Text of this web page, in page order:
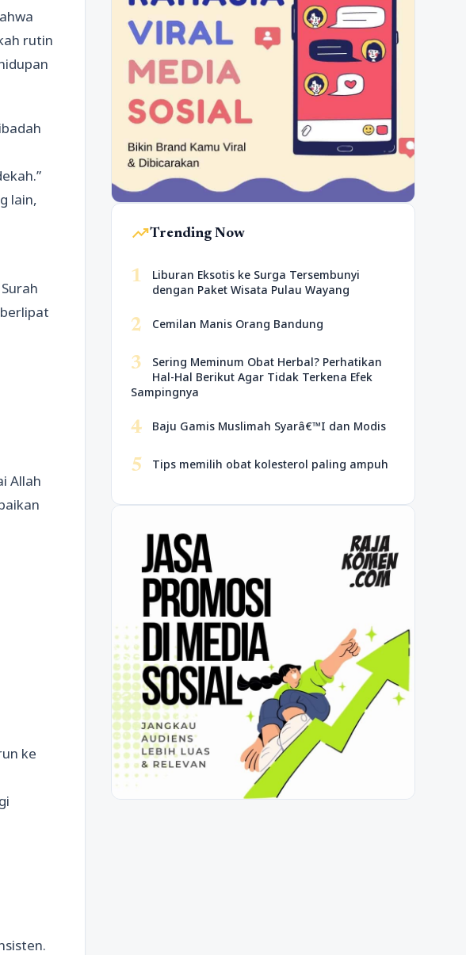
rutin
lain,
Allah
ke
trending_upTrending Now
1
Liburan Eksotis ke Surga Tersembunyi
dengan Paket Wisata Pulau Wayang
2 Cemilan Manis Orang Bandung
3
Sering Meminum Obat Herbal? Perhatikan
Hal-Hal Berikut Agar Tidak Terkena Efek
Sampingnya
4 Baju Gamis Muslimah Syarâ€™I dan Modis
5 Tips memilih obat kolesterol paling ampuh